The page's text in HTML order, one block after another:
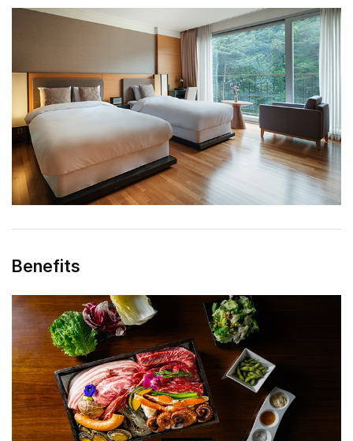
Benefits